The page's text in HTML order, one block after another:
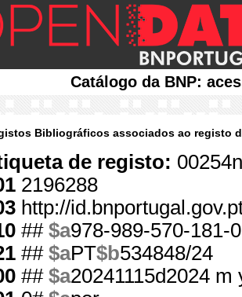
Catálogo da BNP:
Bibliográficos associados ao registo
de registo:
2196288
http://
## $a978-989-570-181-0
## $aPT$b534848/24
## $a20241115d2024